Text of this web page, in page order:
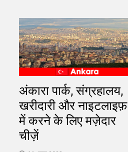
अंकारा पार्क, संग्रहालय,
खरीदारी और नाइटलाइफ़
में करने के लिए मज़ेदार
चीज़ें